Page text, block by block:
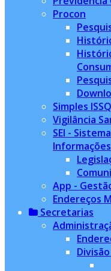
Procon
Simples
Vigilância
SEI -
Informações
App -
Endereços
Secretarias